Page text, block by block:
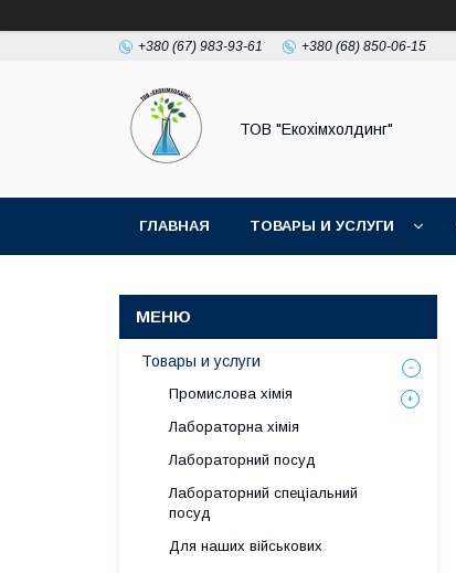
+380 (67) 983-93-61 +380 (68) 850-06-15
ТОВ "Екохімхолдинг"
ГЛАВНАЯ ТОВАРЫ И УСЛУГИ
Товары и услуги
Промислова хімія
Лабораторна хімія
Лабораторний посуд
Лабораторний спеціальний
посуд
Для наших військових